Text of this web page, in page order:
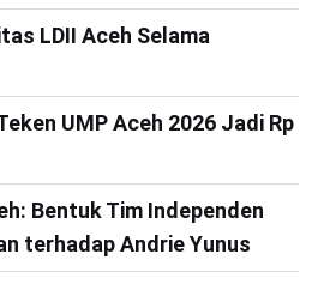
LDII Aceh Selama
UMP Aceh 2026 Jadi Rp
Bentuk Tim Independen
terhadap Andrie Yunus